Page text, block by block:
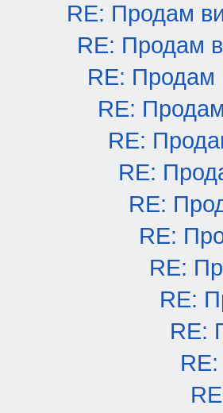
RE: Продам
RE: Продам
RE: Продам
RE:
RE:
RE:
RE:
RE:
RE:
RE:
RE: